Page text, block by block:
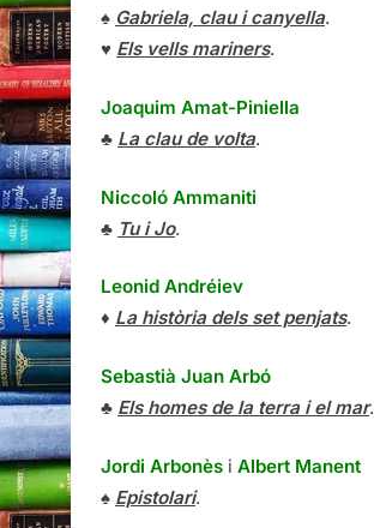
♠ Gabriela, clau i canyella.
♥ Els vells mariners.
Joaquim Amat-Piniella
♣ La clau de volta.
Niccoló Ammaniti
♣ Tu i Jo.
Leonid Andréiev
♦ La història dels set penjats.
Sebastià Juan Arbó
♣ Els homes de la terra i el mar.
Jordi Arbonès i Albert Manent
♠ Epistolari.